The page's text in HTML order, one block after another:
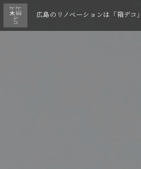
広島のリノベーションは「箱デコ」